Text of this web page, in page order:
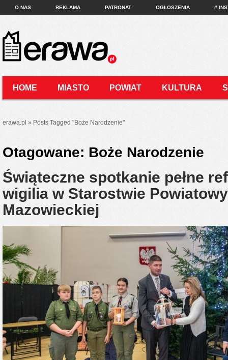
O NAS REKLAMA PATRONAT OGŁOSZENIA #
HOME MIASTO POWIAT KULTURA
erawa.pl » Posts Tagged "Boże Narodzenie"
Otagowane: Boże Narodzenie
Świąteczne spotkanie pełne
wigilia w Starostwie
Mazowieckiej